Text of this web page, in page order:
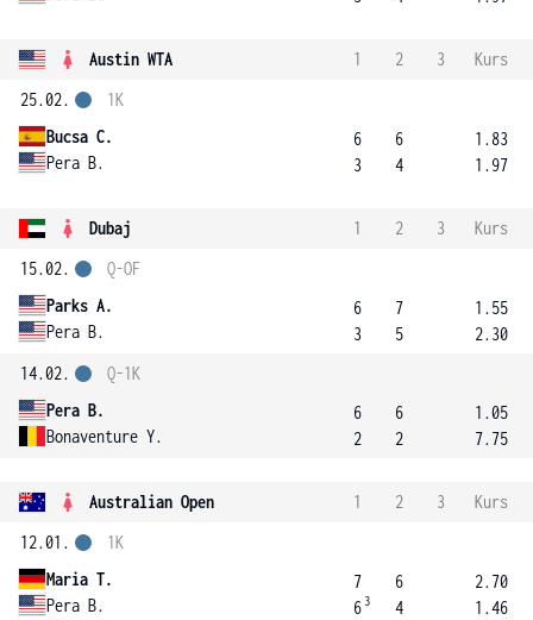
Austin WTA 1 2 3
Kurs
25.02.
Bucsa C.
Pera B.
1K
6
3
6
4
1.83
1.97
Dubaj 1 2 3
Kurs
15.02.
Parks A.
Pera B.
Q-OF
6
3
7
5
1.55
2.30
14.02.
Pera B.
Bonaventure Y.
Q-1K
6
2
6
2
1.05
7.75
Australian Open 1 2 3
Kurs
12.01.
Maria T.
Pera B.
1K
7
6 3
6
4
2.70
1.46